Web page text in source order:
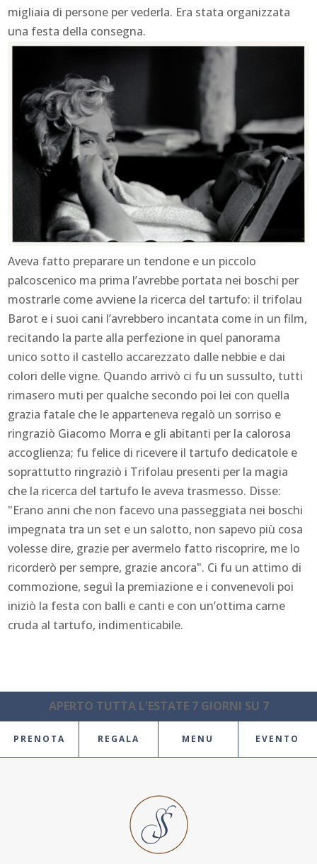
migliaia di persone per vederla. Era stata organizzata
una festa della consegna.
Aveva fatto preparare un tendone e un piccolo
palcoscenico ma prima l’avrebbe portata nei boschi per
mostrarle come avviene la ricerca del tartufo: il trifolau
Barot e i suoi cani l’avrebbero incantata come in un film,
recitando la parte alla perfezione in quel panorama
unico sotto il castello accarezzato dalle nebbie e dai
colori delle vigne. Quando arrivò ci fu un sussulto, tutti
rimasero muti per qualche secondo poi lei con quella
grazia fatale che le apparteneva regalò un sorriso e
ringraziò Giacomo Morra e gli abitanti per la calorosa
accoglienza; fu felice di ricevere il tartufo dedicatole e
soprattutto ringraziò i Trifolau presenti per la magia
che la ricerca del tartufo le aveva trasmesso. Disse:
"Erano anni che non facevo una passeggiata nei boschi
impegnata tra un set e un salotto, non sapevo più cosa
volesse dire, grazie per avermelo fatto riscoprire, me lo
ricorderò per sempre, grazie ancora". Ci fu un attimo di
commozione, seguì la premiazione e i convenevoli poi
iniziò la festa con balli e canti e con un’ottima carne
cruda al tartufo, indimenticabile.
APERTO TUTTA L'ESTATE 7 GIORNI SU 7
PRENOTA REGALA MENU EVENTO